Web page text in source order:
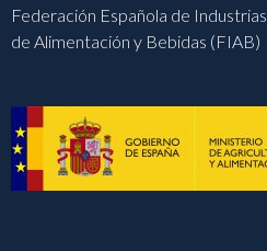
Federación Española de Industrias
de Alimentación y Bebidas (FIAB)